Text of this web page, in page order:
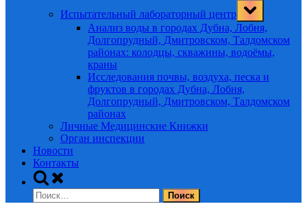
Испытательный лабораторный центр
Toggle
sub-
menu
Анализ воды в городах Дубна, Лобня,
Долгопрудный, Дмитровском, Талдомском
районах: колодцы, скважины, водоёмы,
краны
Исследования почвы, воздуха, песка и
фруктов в городах Дубна, Лобня,
Долгопрудный, Дмитровском, Талдомском
районах
Личные Медицинские Книжки
Орган инспекции
Новости
Контакты
Toggle
search
form
Найти: